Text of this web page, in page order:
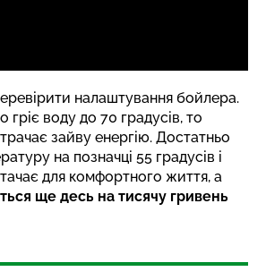
налаштування бойлера.
гріє воду до 70 градусів, то
зайву енергію. Достатньо
на позначці 55 градусів і
для комфортного життя, а
ще десь на тисячу гривень